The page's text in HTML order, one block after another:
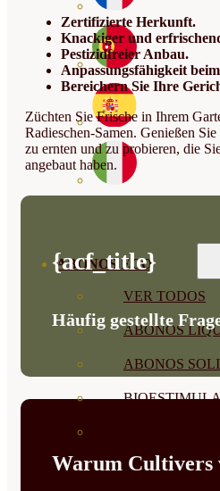
ABONOS ECO
VER TODOS
ABONOS
ABONOS
DECORATIVAS
Zertifizierte Herkunft.
Knackiger und
Pestizidfreier Anbau.
Anpassungsfähigkeit
Bereichern Sie Ihre
Züchten Sie Frische in Ihrem
Radieschen-Samen. Genießen
zu ernten und zu probieren, die
angebaut haben.
{acf_title}
Häufig gestellte
Warum Cultivers